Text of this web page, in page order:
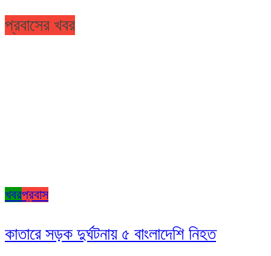
প্রবাসের খবর
খবরপ্রবাস
কাতারে সড়ক দুর্ঘটনায় ৫ বাংলাদেশি নিহত